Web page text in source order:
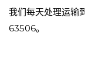
我们每天处理运输
63506。